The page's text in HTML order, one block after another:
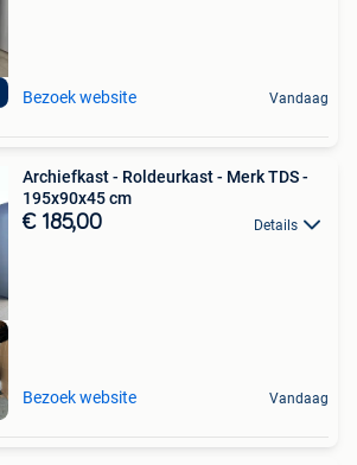
Bezoek website Vandaag
Archiefkast - Roldeurkast - Merk TDS -
195x90x45 cm
€ 185,00 Details
Bezoek website Vandaag